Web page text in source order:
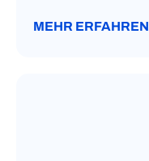
MEHR ERFAHREN